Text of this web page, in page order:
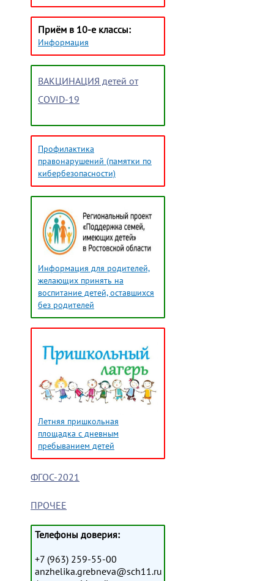
Приём в 10-е классы:
Информация
ВАКЦИНАЦИЯ детей от
COVID-19
Профилактика
правонарушений (памятки по
кибербезопасности)
Информация для родителей,
желающих принять на
воспитание детей, оставшихся
без родителей
Летняя пришкольная
площадка с дневным
пребыванием детей
ФГОС-2021
ПРОЧЕЕ
Телефоны доверия:
+7 (963) 259-55-00
anzhelika.grebneva@sch11.ru